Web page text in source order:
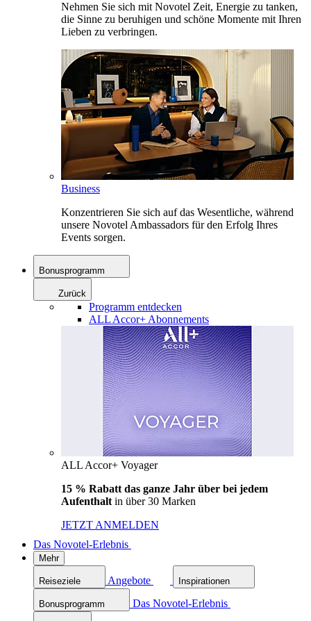
Nehmen Sie sich mit Novotel Zeit, Energie zu tanken,
die Sinne zu beruhigen und schöne Momente mit Ihren
Lieben zu verbringen.
Business
Konzentrieren Sie sich auf das Wesentliche, während
unsere Novotel Ambassadors für den Erfolg Ihres
Events sorgen.
Bonusprogramm
Zurück
Programm entdecken
ALL Accor+ Abonnements
ALL Accor+ Voyager
15 % Rabatt das ganze Jahr über bei jedem
Aufenthalt in über 30 Marken
JETZT ANMELDEN
Das Novotel-Erlebnis
Mehr
Reiseziele Angebote Inspirationen
Bonusprogramm Das Novotel-Erlebnis